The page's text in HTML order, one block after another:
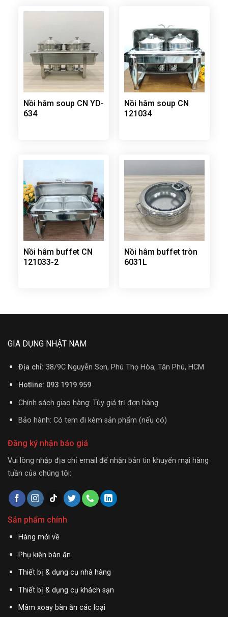
Nồi hâm soup CN YD-
634
Nồi hâm soup CN
121034
Nồi hâm buffet CN
121033-2
Nồi hâm buffet tròn
6031L
GIA DỤNG NHẬT NAM
Địa chỉ: 38/9C Nguyễn Sơn, Phú Thọ Hòa, Tân Phú, HCM
Hotline: 093 1919 959
Chính sách giao hàng: Tùy giá trị đơn hàng
Bảo hành: Có tem đi kèm sản phẩm (nếu có)
Đăng ký nhận báo giá
Vui lòng nhập địa chỉ email để nhận bản tin khuyến mại hàng
tuần của chúng tôi:
Sản phẩm chính
Hàng mới về
Phụ kiện bàn ăn
Thiết bị & dụng cụ nhà hàng
Thiết bị & dụng cụ khách sạn
Mâm xoay bàn ăn các loại